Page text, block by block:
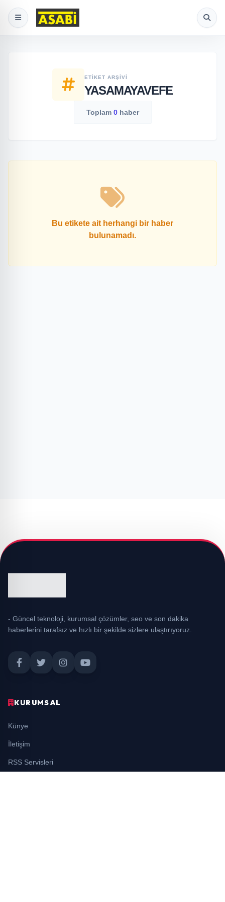
ETIKET ARŞIVI
YASAMAYAVEFE
Toplam 0haber
Bu etikete ait herhangi bir haber
bulunamadı.
- Güncel teknoloji, kurumsal çözümler, seo ve son dakika
haberlerini tarafsız ve hızlı bir şekilde sizlere ulaştırıyoruz.
KURUMSAL
Künye
İletişim
RSS Servisleri